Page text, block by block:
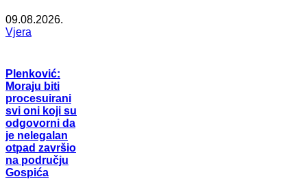
09.08.2026.
Vjera
Plenković:
Moraju biti
procesuirani
svi oni koji su
odgovorni da
je nelegalan
otpad završio
na području
Gospića